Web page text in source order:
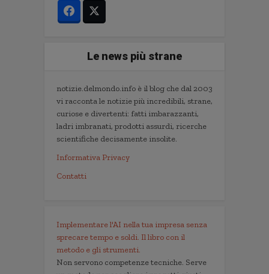
Le news più strane
notizie.delmondo.info è il blog che dal 2003
vi racconta le notizie più incredibili, strane,
curiose e divertenti: fatti imbarazzanti,
ladri imbranati, prodotti assurdi, ricerche
scientifiche decisamente insolite.
Informativa Privacy
Contatti
Implementare l'AI nella tua impresa senza
sprecare tempo e soldi. Il libro con il
metodo e gli strumenti.
Non servono competenze tecniche. Serve